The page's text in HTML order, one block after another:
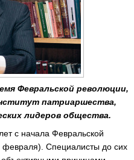
Февральской революции,
патриаршества,
лидеров общества.
с начала Февральской
Специалисты до сих